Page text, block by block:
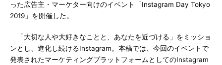
った広告主・マーケター向けのイベント「Instagram Day Tokyo
2019」を開催した。
「大切な人や大好きなことと、あなたを近づける」をミッショ
ンとし、進化し続けるInstagram。本稿では、今回のイベントで
発表されたマーケティングプラットフォームとしてのInstagram